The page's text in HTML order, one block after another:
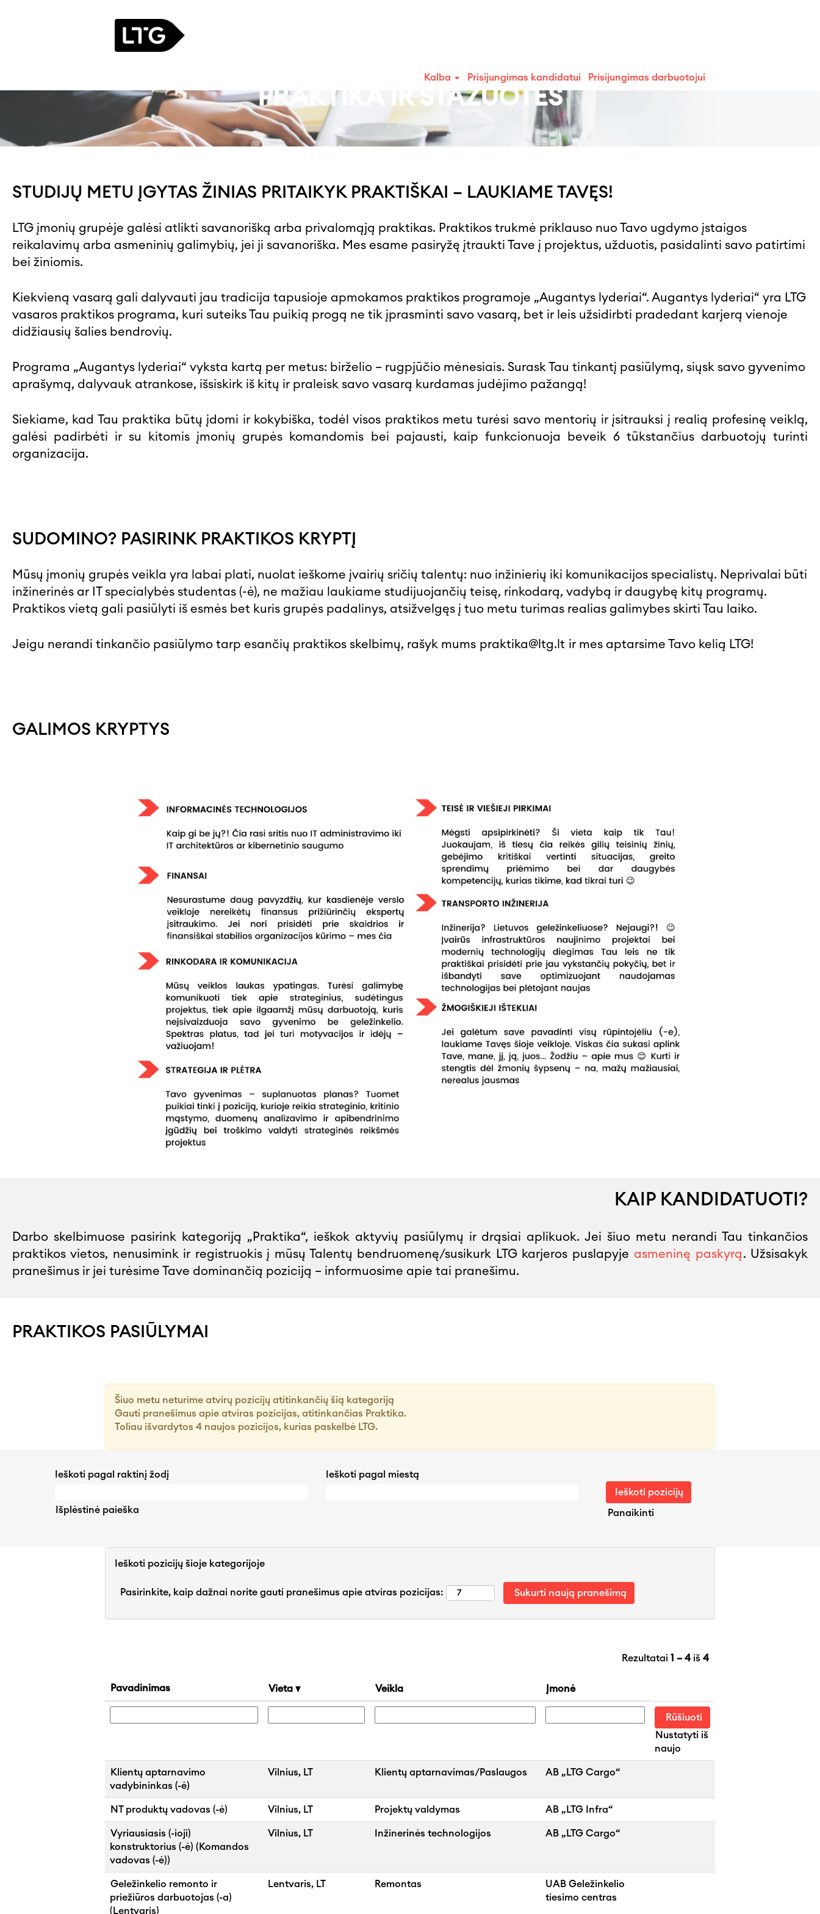
Kalba Prisijungimas kandidatui Prisijungimas darbuotojui
PRAKTIKA IR STAŽUOTĖS
STUDIJŲ METU ĮGYTAS ŽINIAS PRITAIKYK PRAKTIŠKAI – LAUKIAME TAVĘS!
LTG įmonių grupėje galėsi atlikti savanorišką arba privalomąją praktikas. Praktikos trukmė priklauso nuo Tavo ugdymo įstaigos
reikalavimų arba asmeninių galimybių, jei ji savanoriška. Mes esame pasiryžę įtraukti Tave į projektus, užduotis, pasidalinti savo patirtimi
bei žiniomis.
Kiekvieną vasarą gali dalyvauti jau tradicija tapusioje apmokamos praktikos programoje „Augantys lyderiai“. Augantys lyderiai“ yra LTG
vasaros praktikos programa, kuri suteiks Tau puikią progą ne tik įprasminti savo vasarą, bet ir leis užsidirbti pradedant karjerą vienoje
didžiausių šalies bendrovių.
Programa „Augantys lyderiai“ vyksta kartą per metus: birželio – rugpjūčio mėnesiais. Surask Tau tinkantį pasiūlymą, siųsk savo gyvenimo
aprašymą, dalyvauk atrankose, išsiskirk iš kitų ir praleisk savo vasarą kurdamas judėjimo pažangą!
Siekiame, kad Tau praktika būtų įdomi ir kokybiška, todėl visos praktikos metu turėsi savo mentorių ir įsitrauksi į realią profesinę veiklą,
galėsi padirbėti ir su kitomis įmonių grupės komandomis bei pajausti, kaip funkcionuoja beveik 6 tūkstančius darbuotojų turinti
organizacija.
SUDOMINO? PASIRINK PRAKTIKOS KRYPTĮ
Mūsų įmonių grupės veikla yra labai plati, nuolat ieškome įvairių sričių talentų: nuo inžinierių iki komunikacijos specialistų. Neprivalai būti
inžinerinės ar IT specialybės studentas (-ė), ne mažiau laukiame studijuojančių teisę, rinkodarą, vadybą ir daugybę kitų programų.
Praktikos vietą gali pasiūlyti iš esmės bet kuris grupės padalinys, atsižvelgęs į tuo metu turimas realias galimybes skirti Tau laiko.
Jeigu nerandi tinkančio pasiūlymo tarp esančių praktikos skelbimų, rašyk mums praktika@ltg.lt ir mes aptarsime Tavo kelią LTG!
GALIMOS KRYPTYS
KAIP KANDIDATUOTI?
Darbo skelbimuose pasirink kategoriją „Praktika“, ieškok aktyvių pasiūlymų ir drąsiai aplikuok. Jei šiuo metu nerandi Tau tinkančios
praktikos vietos, nenusimink ir registruokis į mūsų Talentų bendruomenę/susikurk LTG karjeros puslapyje asmeninę paskyrą . Užsisakyk
pranešimus ir jei turėsime Tave dominančią poziciją – informuosime apie tai pranešimu.
PRAKTIKOS PASIŪLYMAI
Šiuo metu neturime atvirų pozicijų atitinkančių šią kategoriją
Gauti pranešimus apie atviras pozicijas, atitinkančias Praktika.
Toliau išvardytos 4 naujos pozicijos, kurias paskelbė LTG.
Ieškoti pagal raktinį žodį Ieškoti pagal miestą
Išplėstinė paieška Panaikinti
Ieškoti pozicijų šioje kategorijoje
Pasirinkite, kaip dažnai norite gauti pranešimus apie atviras pozicijas:
Rezultatai 1 – 4 iš 4
Pavadinimas Vieta Veikla Įmonė
Nustatyti iš
naujo
Klientų aptarnavimo
vadybininkas (-ė)
Vilnius, LT Klientų aptarnavimas/Paslaugos AB „LTG Cargo“
NT produktų vadovas (-ė) Vilnius, LT Projektų valdymas AB „LTG Infra“
Vyriausiasis (-ioji)
konstruktorius (-ė) (Komandos
vadovas (-ė))
Vilnius, LT Inžinerinės technologijos AB „LTG Cargo“
Geležinkelio remonto ir
priežiūros darbuotojas (-a)
(Lentvaris)
Lentvaris, LT Remontas
UAB Geležinkelio
tiesimo centras